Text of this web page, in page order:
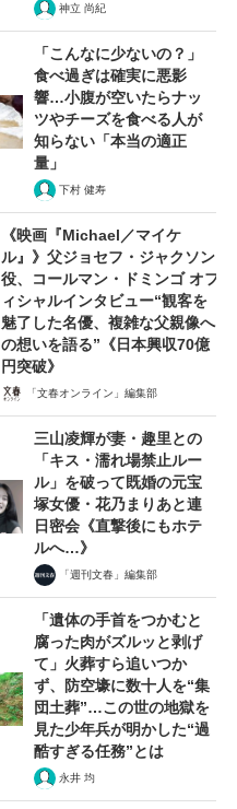
神立 尚紀
「こんなに少ないの？」
食べ過ぎは確実に悪影
響…小腹が空いたらナッ
ツやチーズを食べる人が
知らない「本当の適正
量」
下村 健寿
《映画『Michael／マイケ
ル』》父ジョセフ・ジャクソン
役、コールマン・ドミンゴ オフ
ィシャルインタビュー“観客を
魅了した名優、複雑な父親像へ
の想いを語る”《日本興収70億
円突破》
「文春オンライン」編集部
三山凌輝が妻・趣里との
「キス・濡れ場禁止ルー
ル」を破って既婚の元宝
塚女優・花乃まりあと連
日密会《直撃後にもホテ
ルへ…》
「週刊文春」編集部
「遺体の手首をつかむと
腐った肉がズルッと剥げ
て」火葬すら追いつか
ず、防空壕に数十人を“集
団土葬”…この世の地獄を
見た少年兵が明かした“過
酷すぎる任務”とは
永井 均